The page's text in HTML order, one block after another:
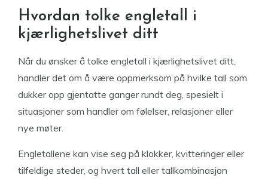
Hvordan tolke engletall i
kjærlighetslivet ditt
Når du ønsker å tolke engletall i kjærlighetslivet ditt,
handler det om å være oppmerksom på hvilke tall som
dukker opp gjentatte ganger rundt deg, spesielt i
situasjoner som handler om følelser, relasjoner eller
nye møter.
Engletallene kan vise seg på klokker, kvitteringer eller
tilfeldige steder, og hvert tall eller tallkombinasjon